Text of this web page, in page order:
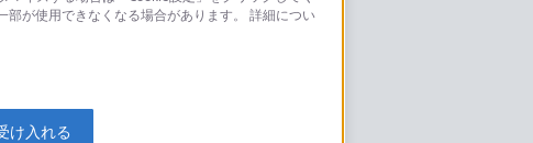
品
ーズモデルに関してのご案内はこちら
が使用できなくなる場合があります。 詳細につい
け入れる